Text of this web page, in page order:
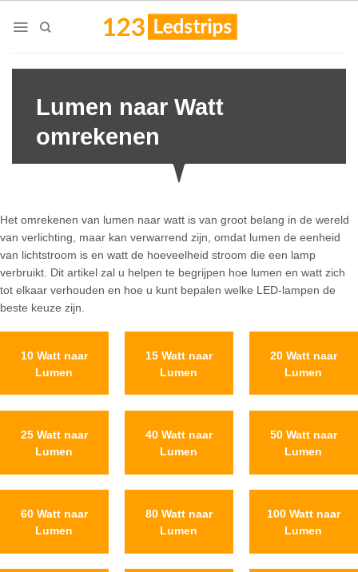
Lumen naar Watt
omrekenen
Het omrekenen van lumen naar watt is van groot belang in de wereld
van verlichting, maar kan verwarrend zijn, omdat lumen de eenheid
van lichtstroom is en watt de hoeveelheid stroom die een lamp
verbruikt. Dit artikel zal u helpen te begrijpen hoe lumen en watt zich
tot elkaar verhouden en hoe u kunt bepalen welke LED-lampen de
beste keuze zijn.
10 Watt naar
Lumen
15 Watt naar
Lumen
20 Watt naar
Lumen
25 Watt naar
Lumen
40 Watt naar
Lumen
50 Watt naar
Lumen
60 Watt naar
Lumen
80 Watt naar
Lumen
100 Watt naar
Lumen